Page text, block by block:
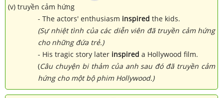
(v) truyền cảm hứng
- The actors' enthusiasm inspired the kids.
(Sự nhiệt tình của các diễn viên đã truyền cảm hứng
cho những đứa trẻ.)
- His tragic story later inspired a Hollywood film.
(Câu chuyện bi thảm của anh sau đó đã truyền cảm
hứng cho một bộ phim Hollywood.)